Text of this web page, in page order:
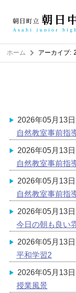
ホーム アーカイブ:
2026年05月13日
自然教室事前指
2026年05月13日
自然教室事前指
2026年05月13日
自然教室事前指
2026年05月13日
今日の朝も良い
2026年05月13日
平和学習2
2026年05月13日
授業風景